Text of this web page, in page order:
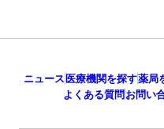
ニュース医療機関を探す薬局
よくある質問お問い